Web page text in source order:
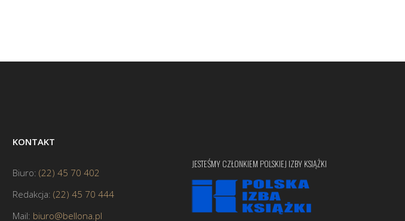
KONTAKT
Biuro: (22) 45 70 402
Redakcja: (22) 45 70 444
Mail: biuro@bellona.pl
JESTEŚMY CZŁONKIEM POLSKIEJ IZBY KSIĄŻKI